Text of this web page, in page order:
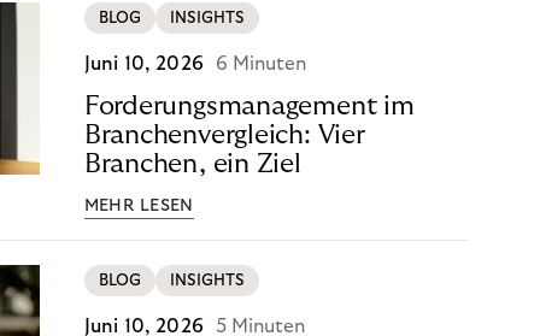
BLOG INSIGHTS
Juni 10, 2026 6 Minuten
Forderungsmanagement im
Branchenvergleich: Vier
Branchen, ein Ziel
MEHR LESEN
BLOG INSIGHTS
Juni 10, 2026 5 Minuten